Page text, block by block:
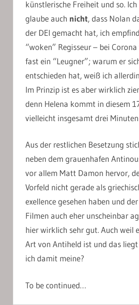
künstlerische Freiheit und so.
glaube auch nicht, dass Nolan
der DEI gemacht hat, ich
“woken” Regisseur – bei
fast ein “Leugner”; warum er
entschieden hat, weiß ich
Im Prinzip ist es aber wirklich
denn Helena kommt in diesem
vielleicht insgesamt drei
Aus der restlichen Besetzung
neben dem grauenhafen
vor allem Matt Damon hervor,
Vorfeld nicht gerade als
exellence gesehen haben und
Filmen auch eher unscheinbar
hier wirklich sehr gut. Auch weil
Art von Antiheld ist und das
ich damit meine?
To be continued…